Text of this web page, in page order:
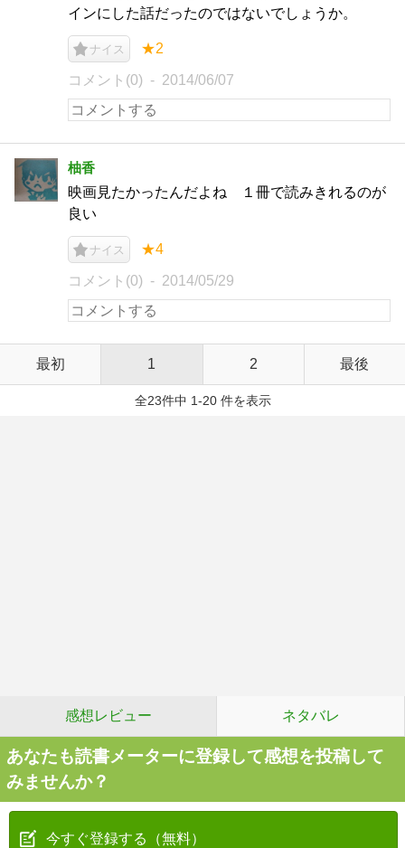
インにした話だったのではないでしょうか。
ナイス ★2
コメント(0) 2014/06/07
柚香
映画見たかったんだよね １冊で読みきれるのが
良い
ナイス ★4
コメント(0) 2014/05/29
最初 1 2 最後
全23件中 1-20 件を表示
感想レビュー ネタバレ
あなたも読書メーターに登録して感想を投稿して
みませんか？
今すぐ登録する（無料）